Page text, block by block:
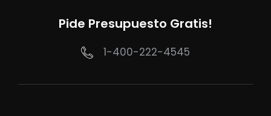
Pide Presupuesto Gratis!
1-400-222-4545